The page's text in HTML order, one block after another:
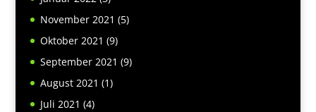
November 2021 (5)
Oktober 2021 (9)
September 2021 (9)
August 2021 (1)
Juli 2021 (4)